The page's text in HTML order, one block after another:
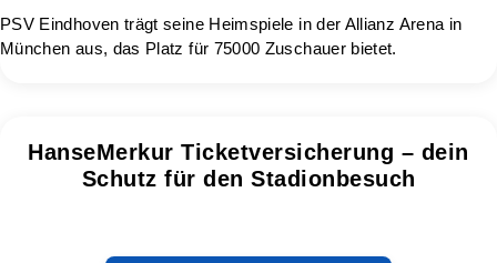
PSV Eindhoven trägt seine Heimspiele in der Allianz Arena in
München aus, das Platz für 75000 Zuschauer bietet.
HanseMerkur Ticketversicherung – dein
Schutz für den Stadionbesuch